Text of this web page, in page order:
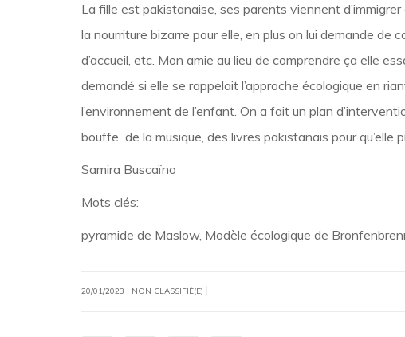
La fille est pakistanaise, ses parents viennent
la nourriture bizarre pour elle, en plus on lui demande de
d’accueil, etc. Mon amie au lieu de comprendre ça elle
demandé si elle se rappelait l’approche écologique en
l’environnement de l’enfant. On a fait un plan
bouffe de la musique, des livres pakistanais pour
Samira Buscaïno
Mots clés:
pyramide de Maslow, Modèle écologique de
20/01/2023 NON CLASSIFIÉ(E)